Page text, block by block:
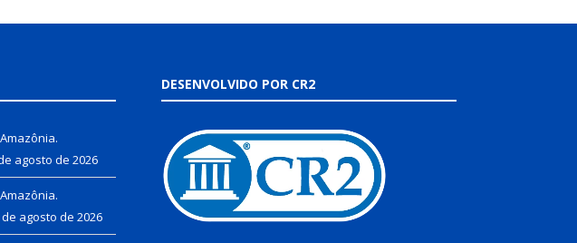
agosto de 2026
de agosto de 2026
DESENVOLVIDO POR CR2